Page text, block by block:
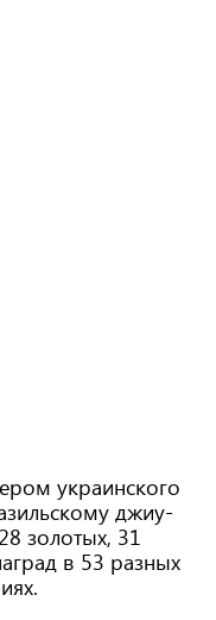
украинского
джиу-
золотых, 31
в 53 разных